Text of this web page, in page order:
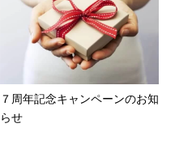
７周年記念キャンペーンのお知
らせ